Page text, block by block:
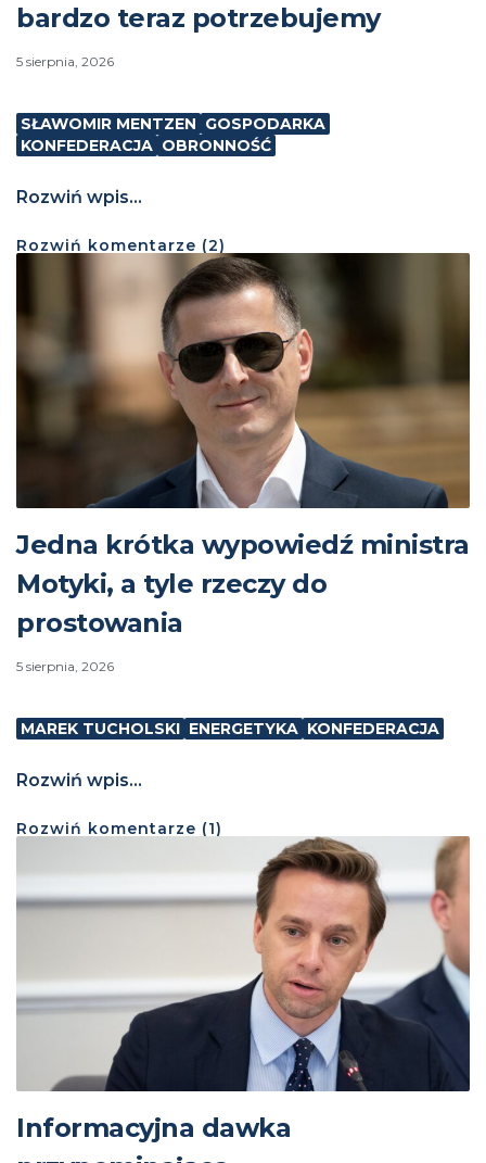
bardzo teraz potrzebujemy
5 sierpnia, 2026
SŁAWOMIR MENTZEN GOSPODARKA
KONFEDERACJA OBRONNOŚĆ
Rozwiń wpis...
Rozwiń komentarze (2)
Jedna krótka wypowiedź ministra
Motyki, a tyle rzeczy do
prostowania
5 sierpnia, 2026
MAREK TUCHOLSKI ENERGETYKA KONFEDERACJA
Rozwiń wpis...
Rozwiń komentarze (1)
Informacyjna dawka